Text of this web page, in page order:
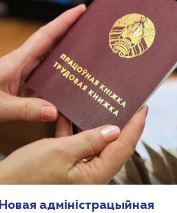
Новая адміністрацыйная